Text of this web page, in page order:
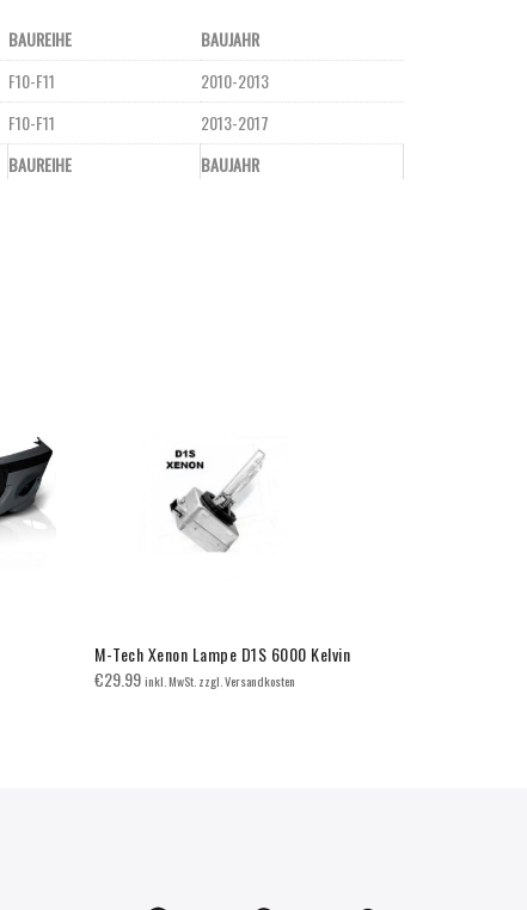
BAUREIHE BAUJAHR
BAUREIHE BAUJAHR
F10-F11
2010-2013
F10-F11 2013-2017
M-Tech Xenon Lampe D1S 6000 Kelvin
€29.99inkl. MwSt. zzgl. Versandkosten